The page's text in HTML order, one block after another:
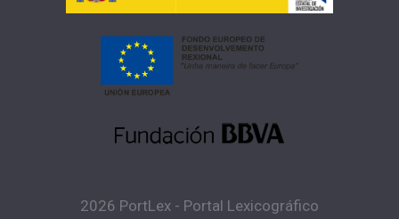
2026 PortLex - Portal Lexicográfico